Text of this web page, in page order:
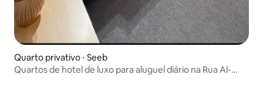
Quarto privativo ⋅ Seeb
Quartos de hotel de luxo para aluguel diário na Rua Al-